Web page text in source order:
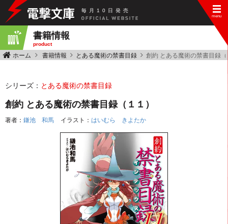
毎 月 10 日 発 売
書籍情報
product
ホーム 書籍情報 とある魔術の禁書目録 創約 とある魔術の禁書目録
シリーズ： とある魔術の禁書目録
創約 とある魔術の禁書目録（１１）
著者： 鎌池 和馬 イラスト： はいむら きよたか